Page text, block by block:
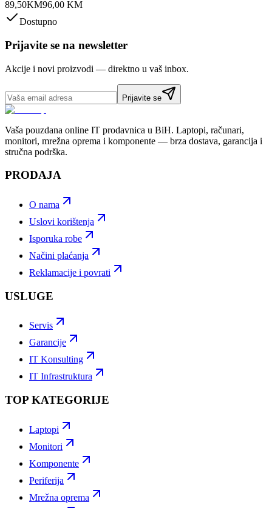
89,50KM96,00 KM
Dostupno
Prijavite se na newsletter
Akcije i novi proizvodi — direktno u vaš inbox.
Prijavite se
Vaša pouzdana online IT prodavnica u BiH. Laptopi, računari,
monitori, mrežna oprema i komponente — brza dostava, garancija i
stručna podrška.
PRODAJA
O nama
Uslovi korištenja
Isporuka robe
Načini plaćanja
Reklamacije i povrati
USLUGE
Servis
Garancije
IT Konsulting
IT Infrastruktura
TOP KATEGORIJE
Laptopi
Monitori
Komponente
Periferija
Mrežna oprema